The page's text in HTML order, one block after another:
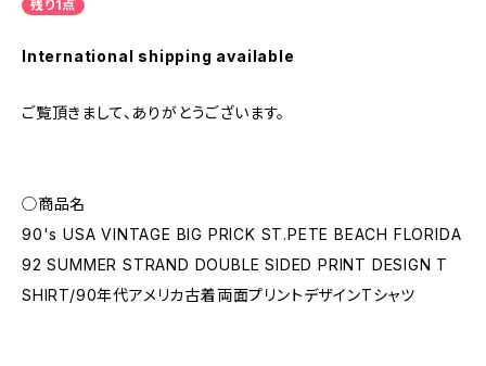
残り1点
International shipping available
ご覧頂きまして、ありがとうございます。
◯商品名
90's USA VINTAGE BIG PRICK ST.PETE BEACH FLORIDA
92 SUMMER STRAND DOUBLE SIDED PRINT DESIGN T
SHIRT/90年代アメリカ古着両面プリントデザインTシャツ